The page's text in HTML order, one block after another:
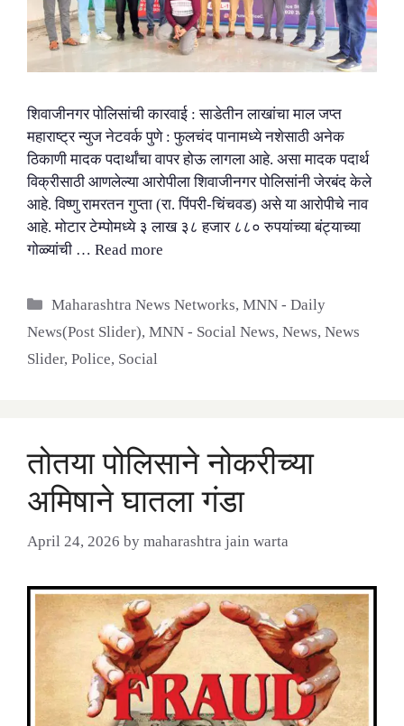
शिवाजीनगर पोलिसांची कारवाई : साडेतीन लाखांचा माल जप्त
महाराष्ट्र न्युज नेटवर्क पुणे : फुलचंद पानामध्ये नशेसाठी अनेक
ठिकाणी मादक पदार्थांचा वापर होऊ लागला आहे. असा मादक पदार्थ
विक्रीसाठी आणलेल्या आरोपीला शिवाजीनगर पोलिसांनी जेरबंद केले
आहे. विष्णु रामरतन गुप्ता (रा. पिंपरी-चिंचवड) असे या आरोपीचे नाव
आहे. मोटार टेम्पोमध्ये ३ लाख ३८ हजार ८८० रुपयांच्या बंट्याच्या
गोळ्यांची … Read more
Categories
Maharashtra News Networks,MNN - Daily
News(Post Slider), MNN - Social News, News, News
Slider, Police, Social
तोतया पोलिसाने नोकरीच्या
अमिषाने घातला गंडा
April 24, 2026 by maharashtra jain warta